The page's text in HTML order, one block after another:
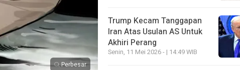
Perbesar
Trump Kecam Tanggapan
Iran Atas Usulan AS Untuk
Akhiri Perang
Senin, 11 Mei 2026 - | 14:49 WIB